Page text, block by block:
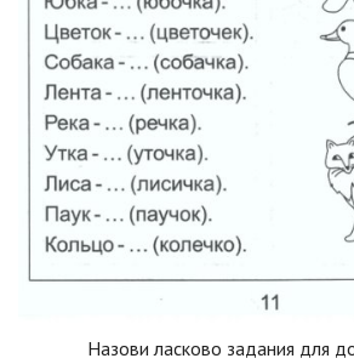
Назови ласково задания для